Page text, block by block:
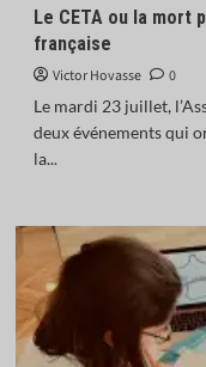
Le CETA ou la mort
française
Victor Hovasse
0
Le mardi 23 juillet,
deux événements qui
la...